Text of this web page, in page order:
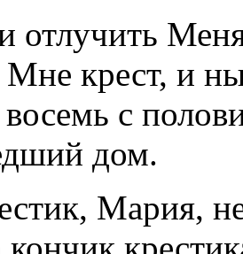
отлучить
Мне крест, и
восемь с
дом.
Мария,